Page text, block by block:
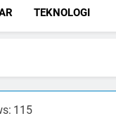
TEKNOLOGI
115